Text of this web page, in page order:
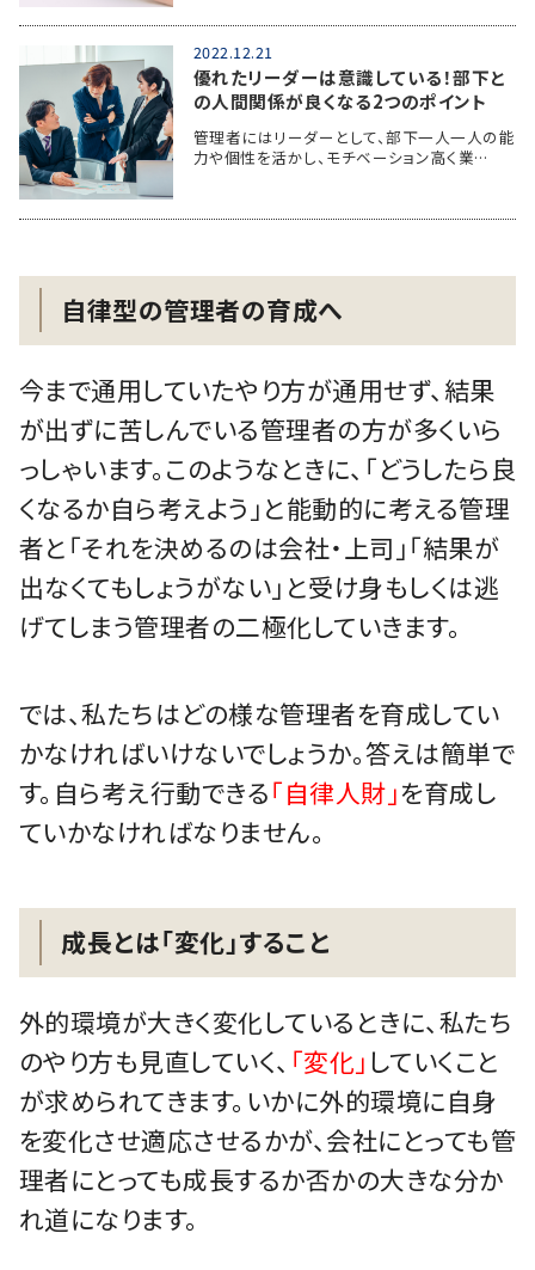
2022.12.21
優れたリーダーは意識している！部下と
の人間関係が良くなる2つのポイント
管理者にはリーダーとして、部下一人一人の能
力や個性を活かし、モチベーション高く業…
自律型の管理者の育成へ
今まで通用していたやり方が通用せず、結果
が出ずに苦しんでいる管理者の方が多くいら
っしゃいます。このようなときに、「どうしたら良
くなるか自ら考えよう」と能動的に考える管理
者と「それを決めるのは会社・上司」「結果が
出なくてもしょうがない」と受け身もしくは逃
げてしまう管理者の二極化していきます。
では、私たちはどの様な管理者を育成してい
かなければいけないでしょうか。答えは簡単で
す。自ら考え行動できる「自律人財」を育成し
ていかなければなりません。
成長とは「変化」すること
外的環境が大きく変化しているときに、私たち
のやり方も見直していく、 「変化」 していくこと
が求められてきます。いかに外的環境に自身
を変化させ適応させるかが、会社にとっても管
理者にとっても成長するか否かの大きな分か
れ道になります。